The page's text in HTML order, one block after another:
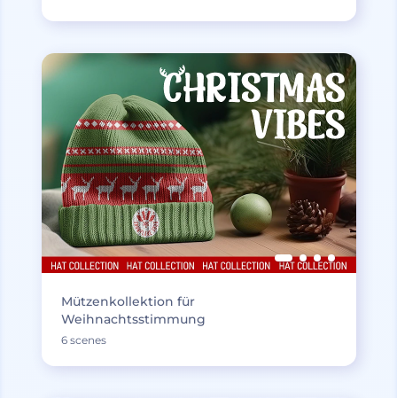
Mützenkollektion für
Weihnachtsstimmung
6 scenes